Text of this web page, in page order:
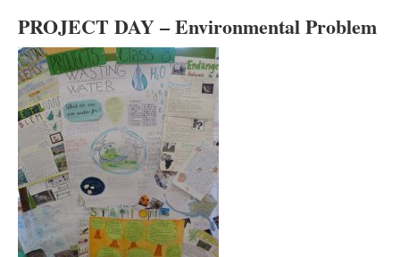
PROJECT DAY – Environmental Problem